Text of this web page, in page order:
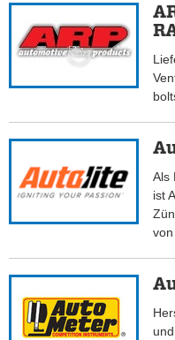
Als
ist